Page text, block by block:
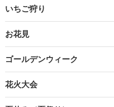
いちご狩り
お花見
ゴールデンウィーク
花火大会